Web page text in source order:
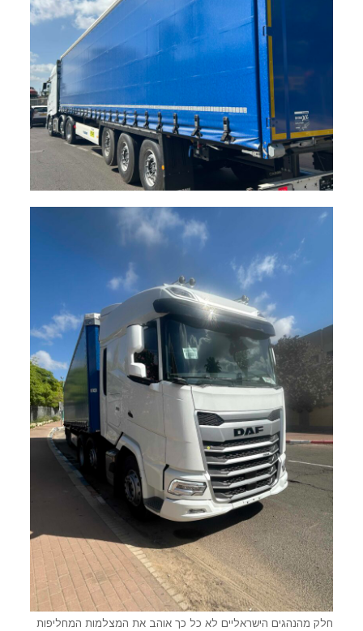
חלק מהנהגים הישראליים לא כל כך אוהב את המצלמות המחליפות